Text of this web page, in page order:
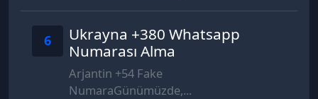
6
Ukrayna +380 Whatsapp
Numarası Alma
Arjantin +54 Fake
NumaraGünümüzde,...